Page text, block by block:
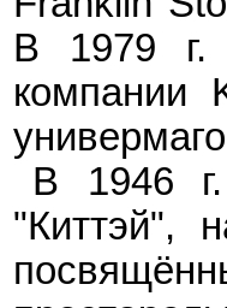
В 1979 г.
компании
В 1946
"Киттэй",